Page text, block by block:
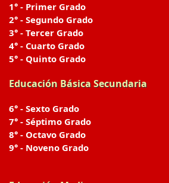
1° - Primer Grado
2° - Segundo Grado
3° - Tercer Grado
4° - Cuarto Grado
5° - Quinto Grado
Educación Básica Secundaria
6° - Sexto Grado
7° - Séptimo Grado
8° - Octavo Grado
9° - Noveno Grado